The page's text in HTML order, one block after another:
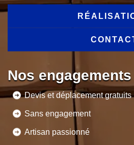
Nos engagements
Devis et déplacement gratuits
Sans engagement
Artisan passionné